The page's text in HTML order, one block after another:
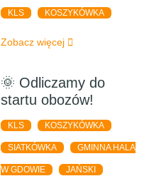
KLS KOSZYKÓWKA
Zobacz więcej
🌞 Odliczamy do
startu obozów!
KLS KOSZYKÓWKA
SIATKÓWKA GMINNA HALA
W GDOWIE JAŃSKI